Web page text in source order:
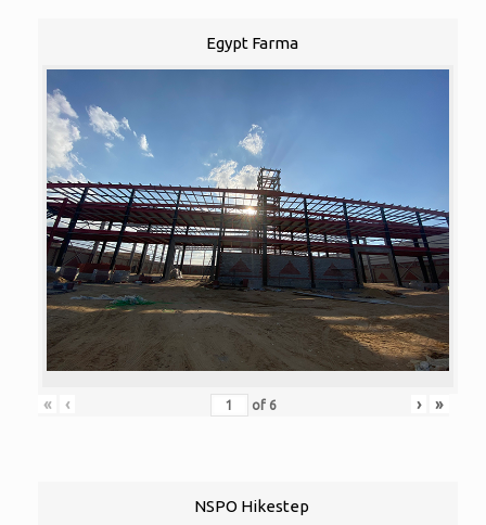
Egypt Farma
« ‹ of 6 › »
NSPO Hikestep